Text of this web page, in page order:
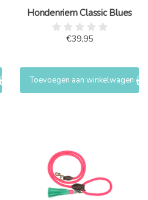
Hondenriem Classic Blues
€39,95
Toevoegen aan winkelwagen